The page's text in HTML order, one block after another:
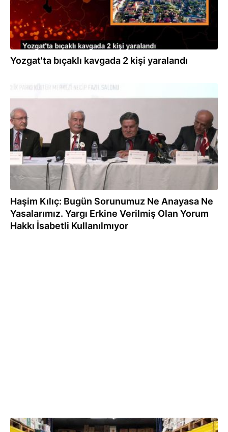
Yozgat'ta bıçaklı kavgada 2 kişi yaralandı
Haşim Kılıç: Bugün Sorunumuz Ne Anayasa Ne
Yasalarımız. Yargı Erkine Verilmiş Olan Yorum
Hakkı İsabetli Kullanılmıyor
23.03.2023